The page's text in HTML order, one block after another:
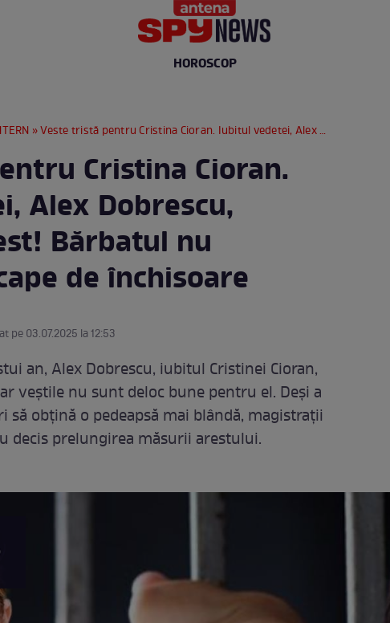
HOROSCOP
» Veste tristă pentru Cristina Cioran. Iubitul vedetei, Alex Dobrescu, rămâne în arest! Bărbatul nu reușește să scape de închisoare
Cristina Cioran.
Alex Dobrescu,
Bărbatul nu
de închisoare
pe 03.07.2025 la 12:53
an, Alex Dobrescu, iubitul Cristinei Cioran,
veștile nu sunt deloc bune pentru el. Deși a
obțină o pedeapsă mai blândă, magistrații
decis prelungirea măsurii arestului.